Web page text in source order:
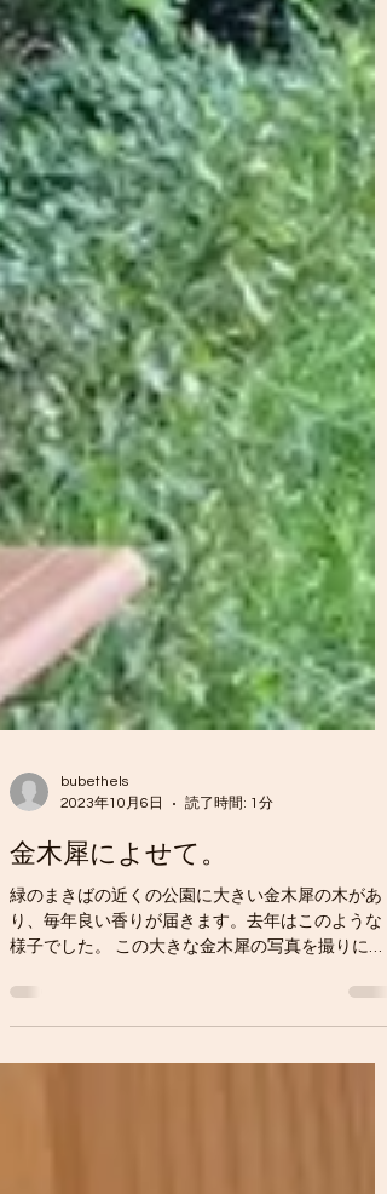
2023年10月6日
読了時間: 1分
金木犀によせて。
緑のまきばの近くの公園に大きい金木犀の木があ
様子でした。 この大きな金木犀の写真を撮りに、
背景に、とても素敵な女の子のイラストを描いて